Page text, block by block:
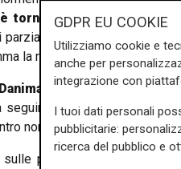
è tornato in gruppo,dopo la
con i compagni
la rifinitura in mattinata in
dove
seguire il match di Coppa
non saranno brevi, ora si
sulle principali notizie sulla
GDPR EU COOKIE
Utilizziamo cookie e
anche per
integrazione con
I tuoi dati personali
pubblicitarie:
ricerca del pubblico e